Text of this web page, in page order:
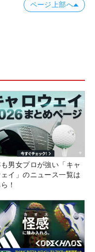
ページ上部へ
男女プロが強い「キャ
イ」のニュース一覧は
！